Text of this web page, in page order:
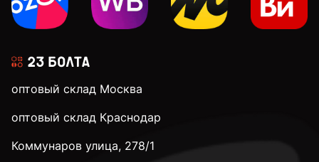
оптовый склад Москва
оптовый склад Краснодар
Коммунаров улица, 278/1